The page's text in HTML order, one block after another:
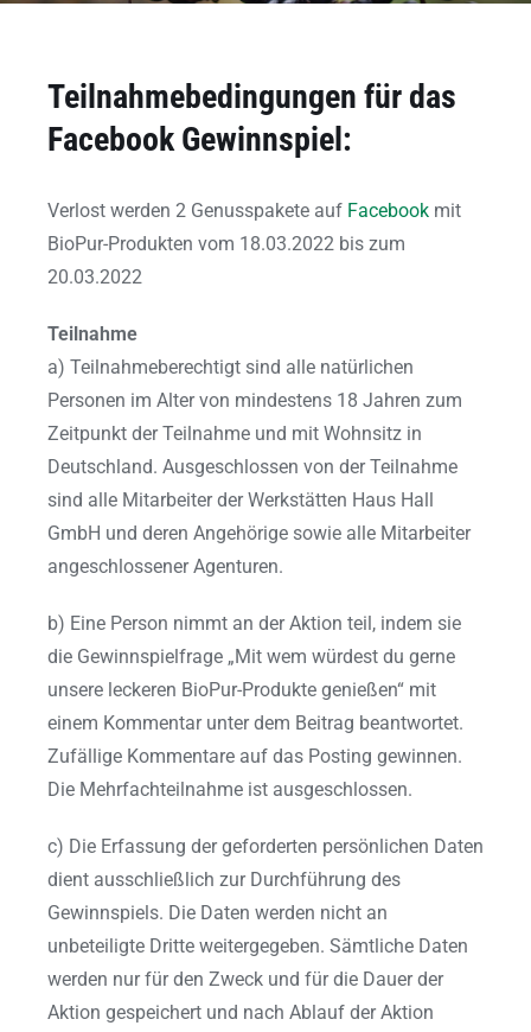
Teilnahmebedingungen für das
Facebook Gewinnspiel:
Verlost werden 2 Genusspakete auf Facebookmit
BioPur-Produkten vom 18.03.2022 bis zum
20.03.2022
Teilnahme
a) Teilnahmeberechtigt sind alle natürlichen
Personen im Alter von mindestens 18 Jahren zum
Zeitpunkt der Teilnahme und mit Wohnsitz in
Deutschland. Ausgeschlossen von der Teilnahme
sind alle Mitarbeiter der Werkstätten Haus Hall
GmbH und deren Angehörige sowie alle Mitarbeiter
angeschlossener Agenturen.
b) Eine Person nimmt an der Aktion teil, indem sie
die Gewinnspielfrage „Mit wem würdest du gerne
unsere leckeren BioPur-Produkte genießen“ mit
einem Kommentar unter dem Beitrag beantwortet.
Zufällige Kommentare auf das Posting gewinnen.
Die Mehrfachteilnahme ist ausgeschlossen.
c) Die Erfassung der geforderten persönlichen Daten
dient ausschließlich zur Durchführung des
Gewinnspiels. Die Daten werden nicht an
unbeteiligte Dritte weitergegeben. Sämtliche Daten
werden nur für den Zweck und für die Dauer der
Aktion gespeichert und nach Ablauf der Aktion